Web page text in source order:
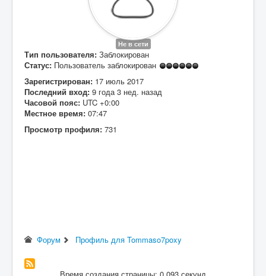
Не в сети
Тип пользователя: Заблокирован
Статус: Пользователь заблокирован
Зарегистрирован: 17 июль 2017
Последний вход: 9 года 3 нед. назад
Часовой пояс: UTC +0:00
Местное время: 07:47
Просмотр профиля: 731
Форум Профиль для Tommaso7poxy